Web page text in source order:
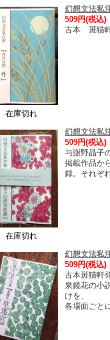
在庫切れ
幻想文法私
509円(税込)
古本 斑猫
在庫切れ
幻想文法私
509円(税込)
与謝野晶子
掲載作品か
録。それぞ
幻想文法私
509円(税込)
古本斑猫軒
泉鏡花の小
けを、
各場面ごと